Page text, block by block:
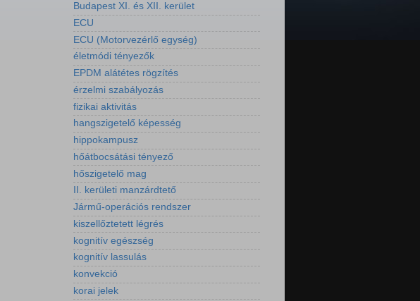
Budapest XI. és XII. kerület
ECU
ECU (Motorvezérlő egység)
életmódi tényezők
EPDM alátétes rögzítés
érzelmi szabályozás
fizikai aktivitás
hangszigetelő képesség
hippokampusz
hőátbocsátási tényező
hőszigetelő mag
II. kerületi manzárdtető
Jármű-operációs rendszer
kiszellőztetett légrés
kognitív egészség
kognitív lassulás
konvekció
korai jelek